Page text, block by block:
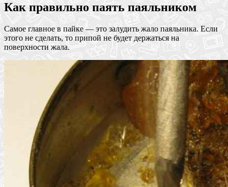
Как правильно паять паяльником
Самое главное в пайке — это залудить жало паяльника. Если
этого не сделать, то припой не будет держаться на
поверхности жала.